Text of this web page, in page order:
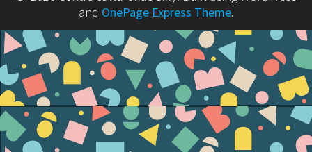
and OnePage Express Theme.